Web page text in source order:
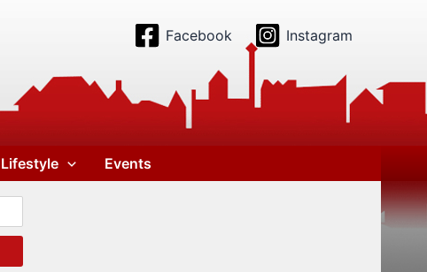
Facebook Instagram
Lifestyle Events